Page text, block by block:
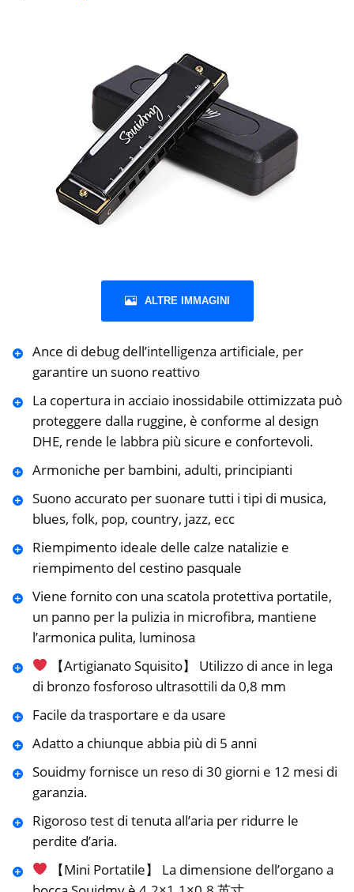
ALTRE IMMAGINI
Ance di debug dell’intelligenza artificiale, per
garantire un suono reattivo
La copertura in acciaio inossidabile ottimizzata può
proteggere dalla ruggine, è conforme al design
DHE, rende le labbra più sicure e confortevoli.
Armoniche per bambini, adulti, principianti
Suono accurato per suonare tutti i tipi di musica,
blues, folk, pop, country, jazz, ecc
Riempimento ideale delle calze natalizie e
riempimento del cestino pasquale
Viene fornito con una scatola protettiva portatile,
un panno per la pulizia in microfibra, mantiene
l’armonica pulita, luminosa
【Artigianato Squisito】 Utilizzo di ance in lega
di bronzo fosforoso ultrasottili da 0,8 mm
Facile da trasportare e da usare
Adatto a chiunque abbia più di 5 anni
Souidmy fornisce un reso di 30 giorni e 12 mesi di
garanzia.
Rigoroso test di tenuta all’aria per ridurre le
perdite d’aria.
【Mini Portatile】 La dimensione dell’organo a